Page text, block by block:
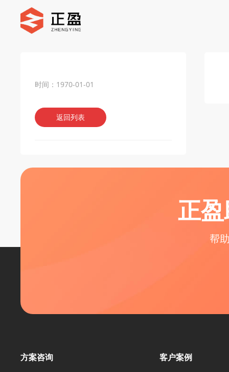
时间：1970-01-01
返回列表
正
帮
方案咨询 客户案例